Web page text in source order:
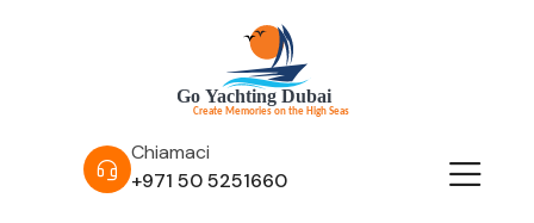
Chiamaci
+971 50 5251660